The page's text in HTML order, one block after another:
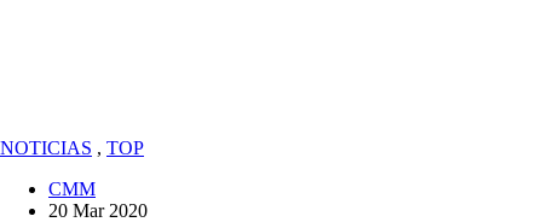
NOTICIAS , TOP
CMM
20 Mar 2020